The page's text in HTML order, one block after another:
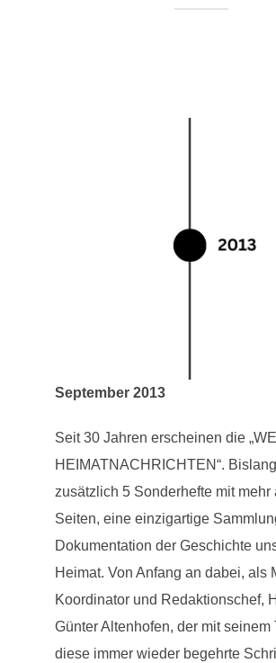
September 2013
Seit 30 Jahren erscheinen die
HEIMATNACHRICHTEN“.
zusätzlich 5 Sonderhefte mit mehr
Seiten, eine einzigartige
Dokumentation der Geschichte
Heimat. Von Anfang an dabei, als
Koordinator und Redaktionschef,
Günter Altenhofen, der mit seinem
diese immer wieder begehrte